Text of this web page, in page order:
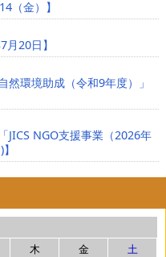
（金）】
20日】
環境助成（令和9年度）」
JICS NGO支援事業（2026年
木 金
土